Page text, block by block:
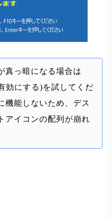
真っ暗になる場合は
効にする)を試してくだ
機能しないため、デス
アイコンの配列が崩れ